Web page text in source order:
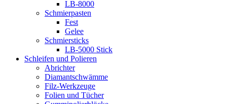
LB-8000
Schmierpasten
Fest
Gelee
Schmiersticks
LB-5000 Stick
Schleifen und Polieren
Abrichter
Diamantschwämme
Filz-Werkzeuge
Folien und Tücher